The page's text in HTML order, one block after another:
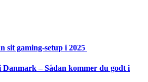
sit gaming-setup i 2025
Danmark – Sådan kommer du godt i